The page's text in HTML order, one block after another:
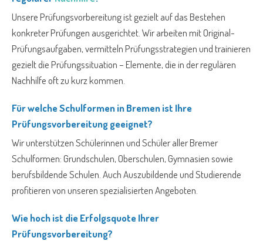
Unsere Prüfungsvorbereitung ist gezielt auf das Bestehen
konkreter Prüfungen ausgerichtet. Wir arbeiten mit Original-
Prüfungsaufgaben, vermitteln Prüfungsstrategien und trainieren
gezielt die Prüfungssituation – Elemente, die in der regulären
Nachhilfe oft zu kurz kommen.
Für welche Schulformen in Bremen ist Ihre
Prüfungsvorbereitung geeignet?
Wir unterstützen Schülerinnen und Schüler aller Bremer
Schulformen: Grundschulen, Oberschulen, Gymnasien sowie
berufsbildende Schulen. Auch Auszubildende und Studierende
profitieren von unseren spezialisierten Angeboten.
Wie hoch ist die Erfolgsquote Ihrer
Prüfungsvorbereitung?